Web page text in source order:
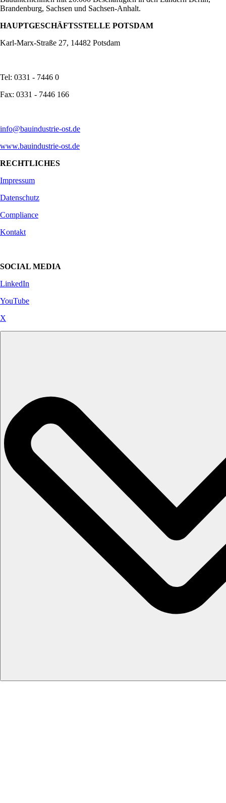
Brandenburg, Sachsen und Sachsen-Anhalt.
HAUPTGESCHÄFTSSTELLE POTSDAM
Karl-Marx-Straße 27, 14482 Potsdam
Tel: 0331 - 7446 0
Fax: 0331 - 7446 166
info@bauindustrie-ost.de
www.bauindustrie-ost.de
RECHTLICHES
Impressum
Datenschutz
Compliance
Kontakt
SOCIAL MEDIA
LinkedIn
YouTube
X